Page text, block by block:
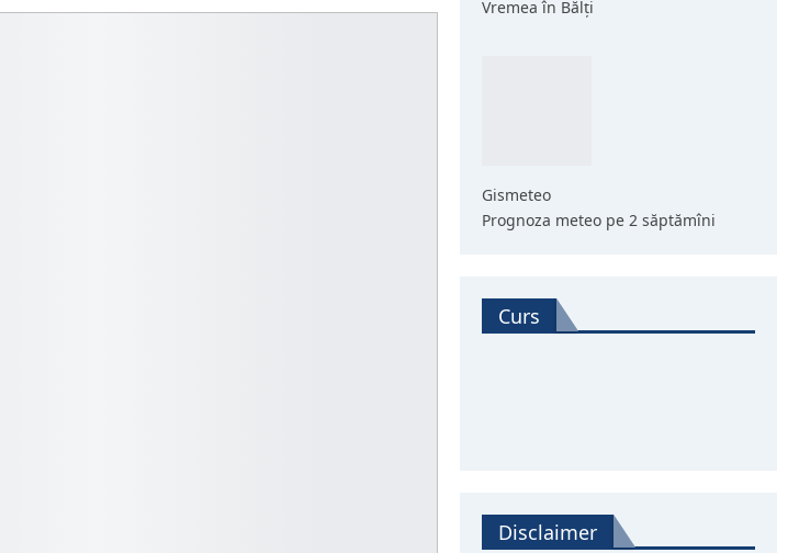
Vremea în Bălți
Gismeteo
Prognoza meteo pe 2 săptămîni
Curs
Disclaimer